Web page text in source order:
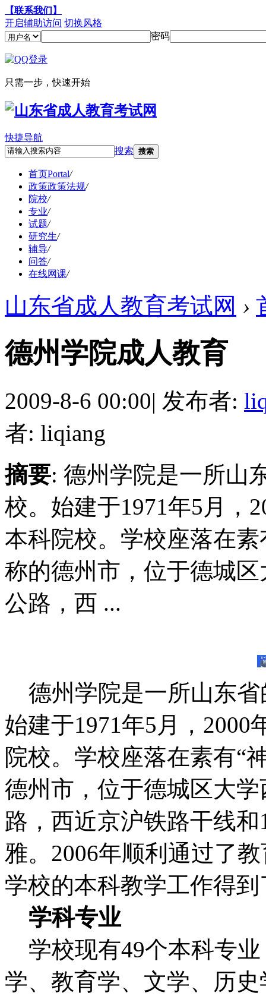
【联系我们】
开启辅助访问 切换风格
密码
只需一步，快速开始
快捷导航
搜索 搜索
首页Portal/
政策政策法规/
院校/
专业/
试题/
研究生/
辅导/
问答/
在线网课/
山东省成人教育考试网 ›
德州学院成人教育
2009-8-6 00:00| 发布者:
者: liqiang
摘要: 德州学院是一所山
校。始建于1971年5月，
本科院校。学校座落在素
称的德州市，位于德城
公路，西 ...
德州学院是一所山东省
始建于1971年5月，
院校。学校座落在素有“
德州市，位于德城区大
路，西近京沪铁路干线
雅。2006年顺利通过了
学校的本科教学工作得
学科专业
学校现有49个本科专
学、教育学、文学、历